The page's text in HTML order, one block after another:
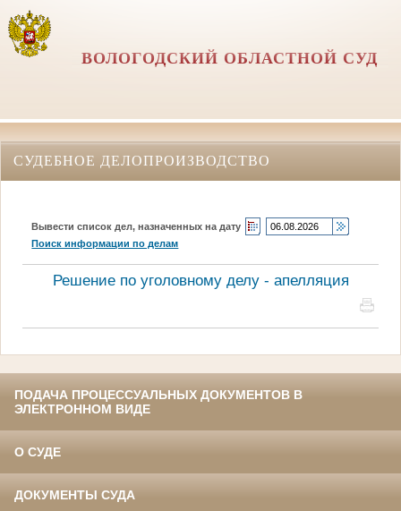
ВОЛОГОДСКИЙ ОБЛАСТНОЙ СУД
СУДЕБНОЕ ДЕЛОПРОИЗВОДСТВО
Вывести список дел, назначенных на дату
Поиск информации по делам
Решение по уголовному делу - апелляция
ПОДАЧА ПРОЦЕССУАЛЬНЫХ ДОКУМЕНТОВ В
ЭЛЕКТРОННОМ ВИДЕ
О СУДЕ
ДОКУМЕНТЫ СУДА